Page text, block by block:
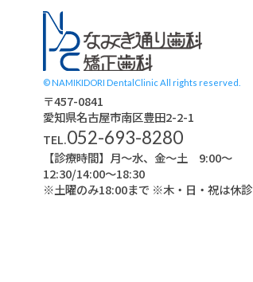
© NAMIKIDORI DentalClinic All rights reserved.
〒457-0841
愛知県名古屋市南区豊田2-2-1
TEL.052-693-8280
【診療時間】月〜水、金～土 9:00〜
12:30/14:00～18:30
※土曜のみ18:00まで ※木・日・祝は休診